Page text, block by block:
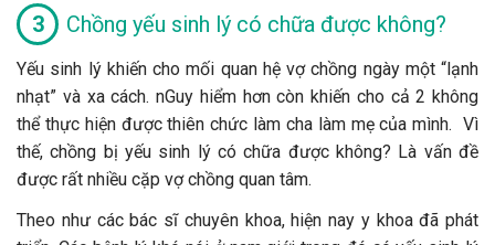
Chồng yếu sinh lý có chữa được không?
Yếu sinh lý khiến cho mối quan hệ vợ chồng ngày một “lạnh
nhạt” và xa cách. nGuy hiểm hơn còn khiến cho cả 2 không
thể thực hiện được thiên chức làm cha làm mẹ của mình. Vì
thế, chồng bị yếu sinh lý có chữa được không? Là vấn đề
được rất nhiều cặp vợ chồng quan tâm.
Theo như các bác sĩ chuyên khoa, hiện nay y khoa đã phát